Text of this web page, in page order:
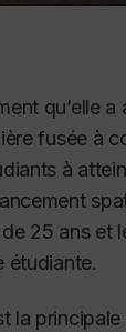
qu’elle a
fusée à
à
25 ans et
étudiante.
la